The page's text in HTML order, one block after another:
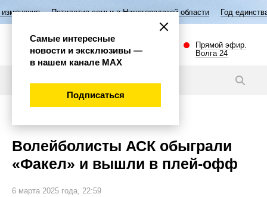
Пятилетие семьи в Нижегородской области Год единства народов
Прямой эфир.
Волга 24
Волейболисты АСК обыграли
«Факел» и вышли в плей-офф
6 марта 2025 года, 22:59
Самые интересные
новости и эксклюзивы —
в нашем канале МАХ
Подписаться